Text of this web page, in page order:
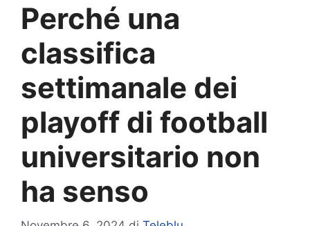
Perché una
classifica
settimanale dei
playoff di football
universitario non
ha senso